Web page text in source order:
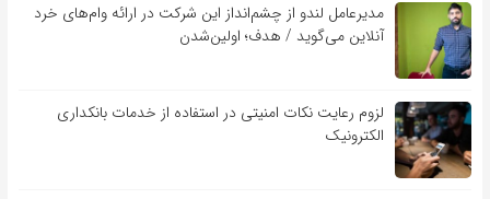
مدیرعامل لندو از چشم‌انداز این شرکت در ارائه وام‌های خرد
آنلاین می‌گوید / هدف؛ اولین‌شدن
لزوم رعایت نکات امنیتی در استفاده از خدمات بانکداری
الکترونیک